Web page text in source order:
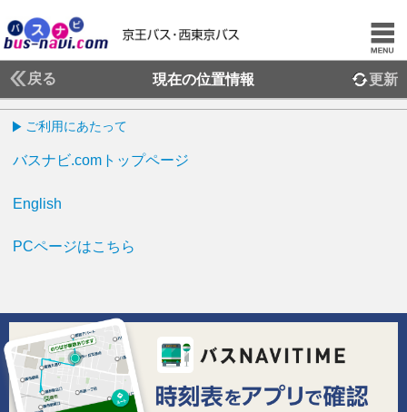
戻る 現在の位置情報 更新
ご利用にあたって
バスナビ.comトップページ
English
PCページはこちら